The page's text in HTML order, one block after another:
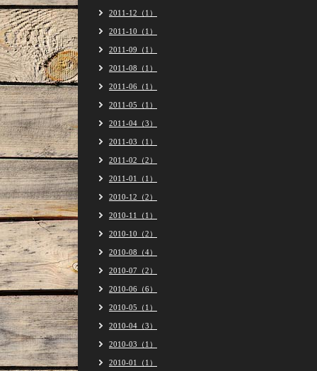
2011-12（1）
2011-10（1）
2011-09（1）
2011-08（1）
2011-06（1）
2011-05（1）
2011-04（3）
2011-03（1）
2011-02（2）
2011-01（1）
2010-12（2）
2010-11（1）
2010-10（2）
2010-08（4）
2010-07（2）
2010-06（6）
2010-05（1）
2010-04（3）
2010-03（1）
2010-01（1）